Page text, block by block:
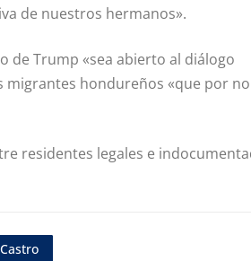
de nuestros hermanos».
de Trump «sea abierto al diálogo
migrantes hondureños «que por
residentes legales e